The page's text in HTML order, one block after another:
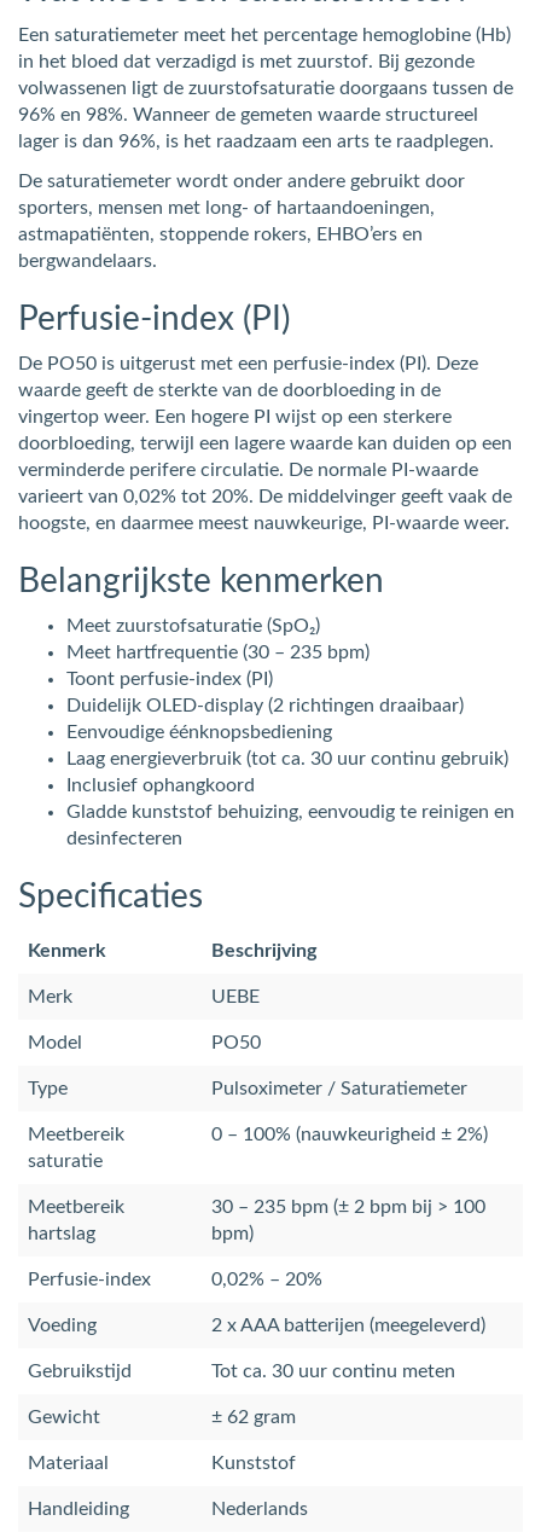
Een saturatiemeter meet het percentage hemoglobine (Hb)
in het bloed dat verzadigd is met zuurstof. Bij gezonde
volwassenen ligt de zuurstofsaturatie doorgaans tussen de
96% en 98%. Wanneer de gemeten waarde structureel
lager is dan 96%, is het raadzaam een arts te raadplegen.
De saturatiemeter wordt onder andere gebruikt door
sporters, mensen met long- of hartaandoeningen,
astmapatiënten, stoppende rokers, EHBO’ers en
bergwandelaars.
Perfusie-index (PI)
De PO50 is uitgerust met een perfusie-index (PI). Deze
waarde geeft de sterkte van de doorbloeding in de
vingertop weer. Een hogere PI wijst op een sterkere
doorbloeding, terwijl een lagere waarde kan duiden op een
verminderde perifere circulatie. De normale PI-waarde
varieert van 0,02% tot 20%. De middelvinger geeft vaak de
hoogste, en daarmee meest nauwkeurige, PI-waarde weer.
Belangrijkste kenmerken
Meet zuurstofsaturatie (SpO₂)
Meet hartfrequentie (30 – 235 bpm)
Toont perfusie-index (PI)
Duidelijk OLED-display (2 richtingen draaibaar)
Eenvoudige éénknopsbediening
Laag energieverbruik (tot ca. 30 uur continu gebruik)
Inclusief ophangkoord
Gladde kunststof behuizing, eenvoudig te reinigen en
desinfecteren
Specificaties
Kenmerk Beschrijving
Merk UEBE
Model PO50
Type Pulsoximeter / Saturatiemeter
Meetbereik
saturatie
0 – 100% (nauwkeurigheid ± 2%)
Meetbereik
hartslag
30 – 235 bpm (± 2 bpm bij > 100
bpm)
Perfusie-index 0,02% – 20%
Voeding 2 x AAA batterijen (meegeleverd)
Gebruikstijd Tot ca. 30 uur continu meten
Gewicht ± 62 gram
Materiaal Kunststof
Handleiding Nederlands